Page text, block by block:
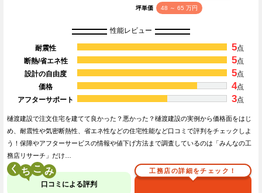
坪単価 48 ～ 65 万円
性能レビュー
耐震性 5点
断熱/省エネ性
5点
設計の自由度
5点
価格
4点
アフターサポート
3点
樋渡建設で注文住宅を建てて良かった？悪かった？樋渡建設の実例から価格面をはじ
め、耐震性や気密断熱性、省エネ性などの住宅性能など口コミで評判をチェックしよ
う！保障やアフターサービスの情報や値下げ方法まで調査しているのは「みんなの工
務店リサーチ」だけ…
く こ
口コミによる評判
工務店の詳細をチェック！